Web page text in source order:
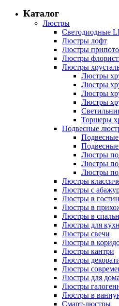
Каталог
Люстры
Светодиодные
Люстры лофт
Люстры
Люстры
Люстры
Люстры
Люстры
Люстры
Люстры
Торшеры
Подвесные
Люстры
Люстры
Люстры
Люстры
Люстры с
Люстры в
Люстры в
Люстры в
Люстры для
Люстры свечи
Люстры в
Люстры кантри
Люстры
Люстры
Люстры для дома
Люстры
Люстры в
Смарт-люстры